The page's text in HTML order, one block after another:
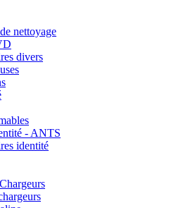
nettoyage
divers
- ANTS
identité